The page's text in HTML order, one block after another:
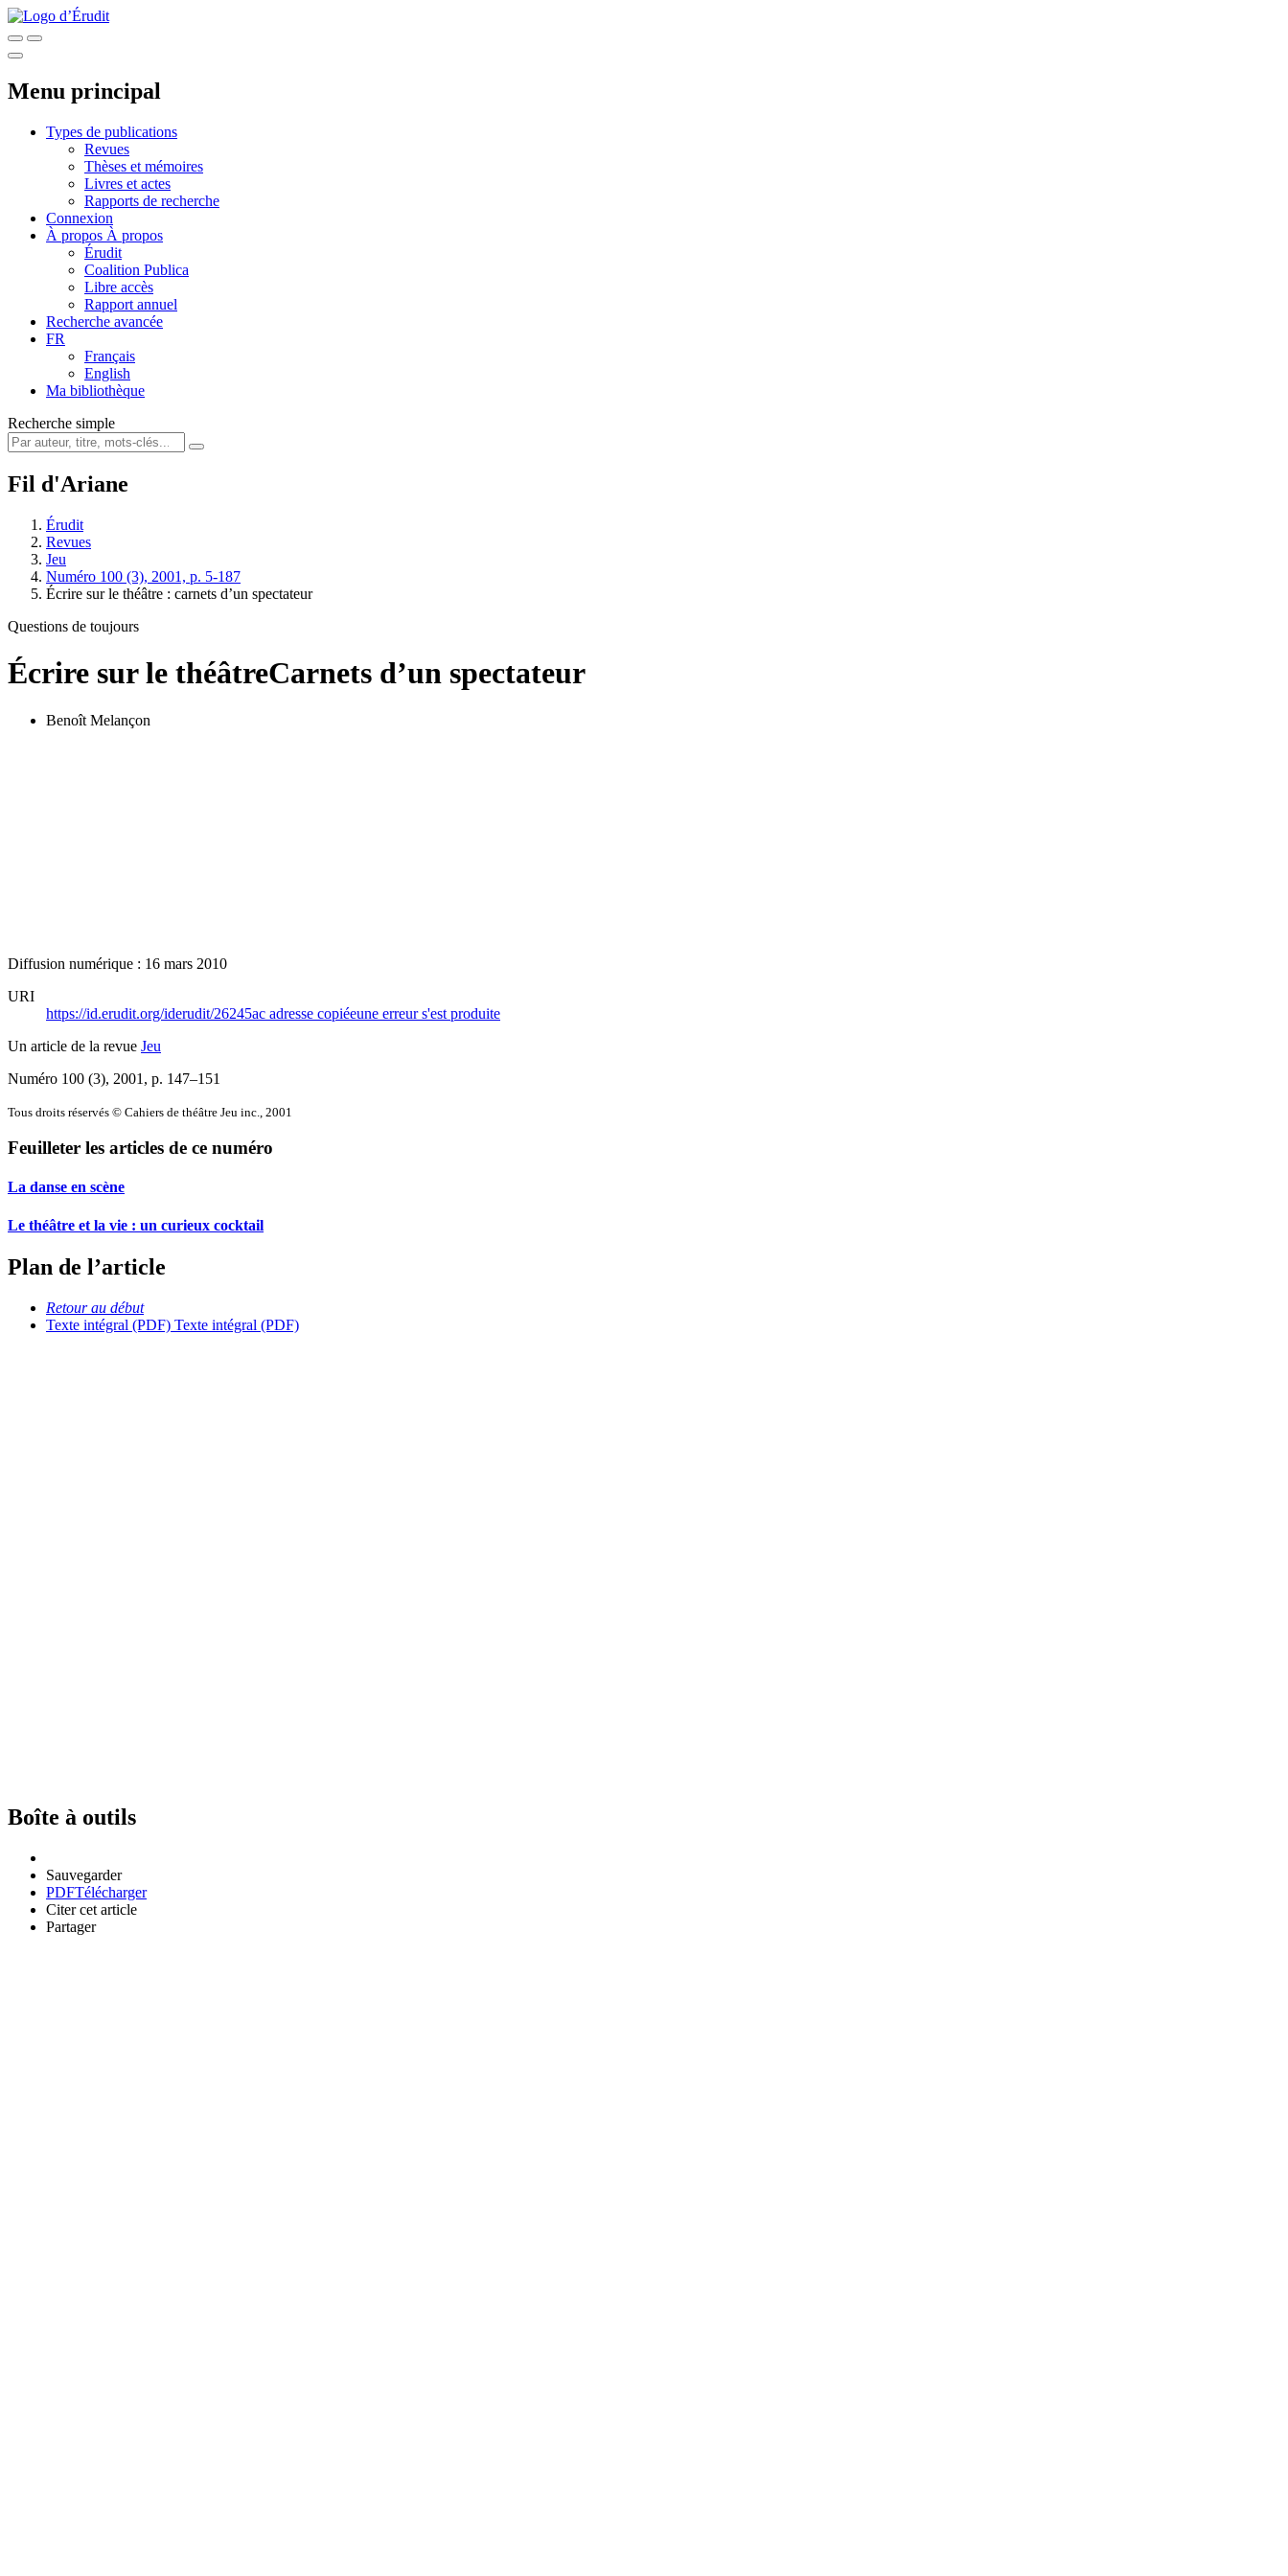
Menu principal
Types de publications
Revues
Thèses et mémoires
Livres et actes
Rapports de recherche
Connexion
À propos À propos
Érudit
Coalition Publica
Libre accès
Rapport annuel
Recherche avancée
FR
Français
English
Ma bibliothèque
Recherche simple
Fil d'Ariane
Érudit
Revues
Jeu
Numéro 100 (3), 2001, p. 5-187
Écrire sur le théâtre : carnets d’un spectateur
Questions de toujours
Écrire sur le théâtreCarnets d’un spectateur
Benoît Melançon
Diffusion numérique : 16 mars 2010
URI
https://id.erudit.org/iderudit/26245ac adresse copiéeune erreur s'est produite
Un article de la revue Jeu
Numéro 100 (3), 2001 , p. 147–151
Tous droits réservés © Cahiers de théâtre Jeu inc., 2001
Feuilleter les articles de ce numéro
La danse en scène
Le théâtre et la vie : un curieux cocktail
Plan de l’article
Retour au début
Texte intégral (PDF) Texte intégral (PDF)
Boîte à outils
Sauvegarder
PDFTélécharger
Citer cet article
Partager